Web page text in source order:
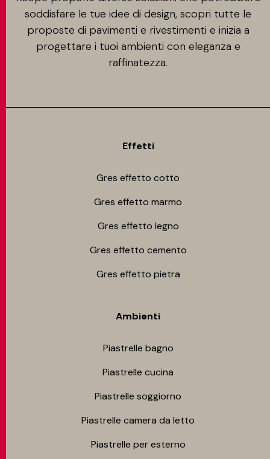
soddisfare le tue idee di design, scopri tutte le
proposte di pavimenti e rivestimenti e inizia a
progettare i tuoi ambienti con eleganza e
raffinatezza.
Effetti
Gres effetto cotto
Gres effetto marmo
Gres effetto legno
Gres effetto cemento
Gres effetto pietra
Ambienti
Piastrelle bagno
Piastrelle cucina
Piastrelle soggiorno
Piastrelle camera da letto
Piastrelle per esterno